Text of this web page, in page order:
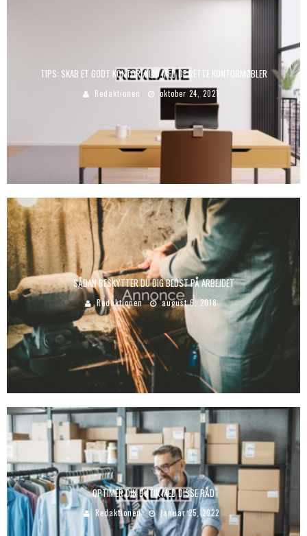
TIPS: SKAB ET GODT KONTORMILJØ MED DE RETTE KONTORMØBLER
Redaktionen oktober 24, 2021
SÅDAN BESKYTTER DU DIG BEDST PÅ ARBEJDET
Redaktionen august 6, 2018
OPTIMER DIN BUTIK MED DISSE RÅD
Redaktionen januar 25, 2022